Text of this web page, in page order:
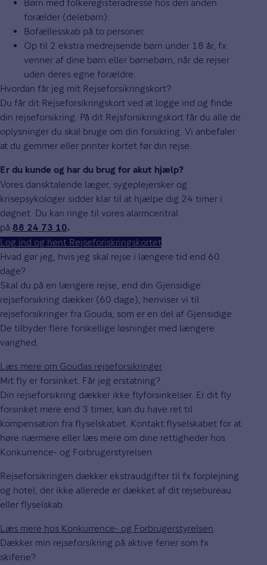
Børn med folkeregisteradresse hos den anden
forælder (delebørn).
Bofællesskab på to personer.
Op til 2 ekstra medrejsende børn under 18 år, fx
venner af dine børn eller børnebørn, når de rejser
uden deres egne forældre.
Hvordan får jeg mit Rejseforsikringskort?
Du får dit Rejseforsikringskort ved at logge ind og finde
din rejseforsikring. På dit Rejsforsikringskort får du alle de
oplysninger du skal bruge om din forsikring. Vi anbefaler
at du gemmer eller printer kortet før din rejse.
Er du kunde og har du brug for akut hjælp?
Vores dansktalende læger, sygeplejersker og
krisepsykologer sidder klar til at hjælpe dig 24 timer i
døgnet. Du kan ringe til vores alarmcentral
på 88 24 73 10.
Log ind og hent Rejseforiskringskortet
Hvad gør jeg, hvis jeg skal rejse i længere tid end 60
dage?
Skal du på en længere rejse, end din Gjensidige
rejseforsikring dækker (60 dage), henviser vi til
rejseforsikringer fra Gouda, som er en del af Gjensidige.
De tilbyder flere forskellige løsninger med længere
varighed.
Læs mere om Goudas rejseforsikringer
Mit fly er forsinket. Får jeg erstatning?
Din rejseforsikring dækker ikke flyforsinkelser. Er dit fly
forsinket mere end 3 timer, kan du have ret til
kompensation fra flyselskabet. Kontakt flyselskabet for at
høre nærmere eller læs mere om dine rettigheder hos
Konkurrence- og Forbrugerstyrelsen.
Rejseforsikringen dækker ekstraudgifter til fx forplejning
og hotel, der ikke allerede er dækket af dit rejsebureau
eller flyselskab.
Læs mere hos Konkurrence- og Forbrugerstyrelsen.
Dækker min rejseforsikring på aktive ferier som fx
skiferie?